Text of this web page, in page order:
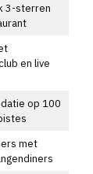
3-sterren
en live
op 100
met